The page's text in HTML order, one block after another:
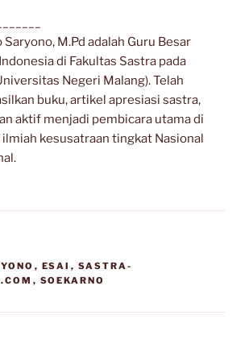
Saryono, M.Pd adalah Guru Besar
di Fakultas Sastra pada
Negeri Malang). Telah
buku, artikel apresiasi sastra,
aktif menjadi pembicara utama di
kesusatraan tingkat Nasional
, ESAI , SASTRA-
, SOEKARNO